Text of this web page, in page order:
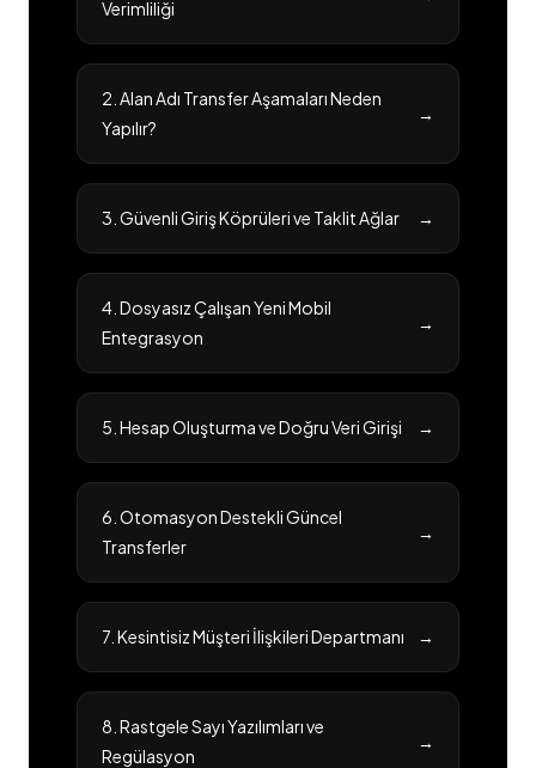
Verimliliği
2. Alan Adı Transfer Aşamaları Neden
Yapılır?
→
3. Güvenli Giriş Köprüleri ve Taklit Ağlar →
4. Dosyasız Çalışan Yeni Mobil
Entegrasyon
→
5. Hesap Oluşturma ve Doğru Veri Girişi →
6. Otomasyon Destekli Güncel
Transferler
→
7. Kesintisiz Müşteri İlişkileri Departmanı →
8. Rastgele Sayı Yazılımları ve
Regülasyon
→